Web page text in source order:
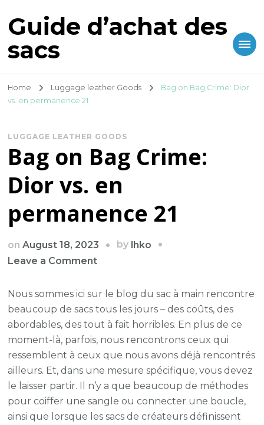
Guide d’achat des
sacs
Home Luggage leather Goods
Bag on Bag Crime: Dior
vs. en permanence 21
LUGGAGE LEATHER GOODS
Bag on Bag Crime:
Dior vs. en
permanence 21
onAugust 18, 2023 by lhko
Leave a Commenton
on
Bag
Crime:
Dior
vs.
en
permanence
21
Nous sommes ici sur le blog du sac à main rencontre
beaucoup de sacs tous les jours – des coûts, des
abordables, des tout à fait horribles. En plus de ce
moment-là, parfois, nous rencontrons ceux qui
ressemblent à ceux que nous avons déjà rencontrés
ailleurs. Et, dans une mesure spécifique, vous devez
le laisser partir. Il n’y a que beaucoup de méthodes
pour coiffer une sangle ou connecter une boucle,
ainsi que lorsque les sacs de créateurs définissent